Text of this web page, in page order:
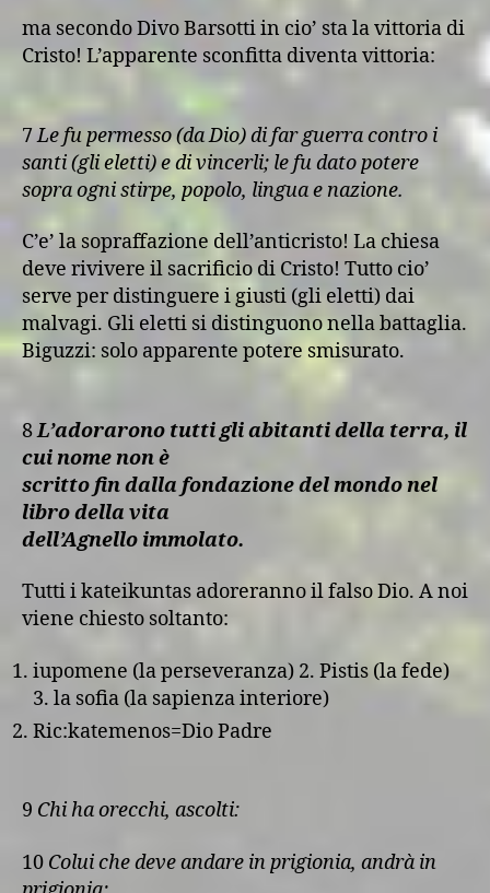
ma secondo Divo Barsotti in cio’ sta la vittoria di
Cristo! L’apparente sconfitta diventa vittoria:
7Le fu permesso (da Dio) di far guerra contro i
santi (gli eletti) e di vincerli; le fu dato potere
sopra ogni stirpe, popolo, lingua e nazione.
C’e’ la sopraffazione dell’anticristo! La chiesa
deve rivivere il sacrificio di Cristo! Tutto cio’
serve per distinguere i giusti (gli eletti) dai
malvagi. Gli eletti si distinguono nella battaglia.
Biguzzi: solo apparente potere smisurato.
8L’adorarono tutti gli abitanti della terra, il
cui nome non è
scritto fin dalla fondazione del mondo nel
libro della vita
dell’Agnello immolato.
Tutti i kateikuntas adoreranno il falso Dio. A noi
viene chiesto soltanto:
iupomene (la perseveranza) 2. Pistis (la fede)
3. la sofia (la sapienza interiore)
Ric:katemenos=Dio Padre
9 Chi ha orecchi, ascolti:
10 Colui che deve andare in prigionia, andrà in